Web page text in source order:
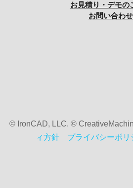
お見積り・デモの
お問い合わせ
© IronCAD, LLC. ©
ィ方針
プライバシーポリ